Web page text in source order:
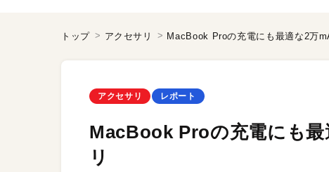
トップ アクセサリ MacBook Proの充電にも最適な2万
アクセサリ レポート
MacBook Proの充電にも
リ